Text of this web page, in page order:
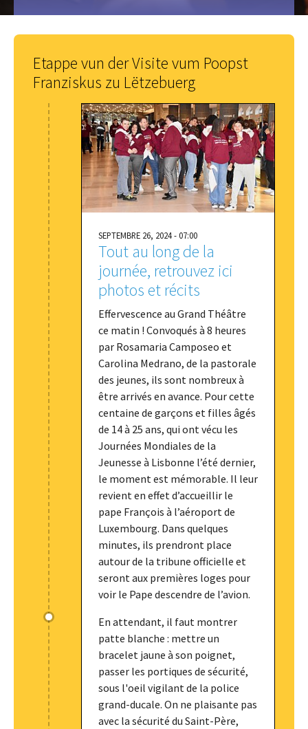
Etappe vun der Visite vum Poopst
Franziskus zu Lëtzebuerg
SEPTEMBRE 26, 2024 - 07:00
Tout au long de la
journée, retrouvez ici
photos et récits
Effervescence au Grand Théâtre
ce matin ! Convoqués à 8 heures
par Rosamaria Camposeo et
Carolina Medrano, de la pastorale
des jeunes, ils sont nombreux à
être arrivés en avance. Pour cette
centaine de garçons et filles âgés
de 14 à 25 ans, qui ont vécu les
Journées Mondiales de la
Jeunesse à Lisbonne l’été dernier,
le moment est mémorable. Il leur
revient en effet d’accueillir le
pape François à l’aéroport de
Luxembourg. Dans quelques
minutes, ils prendront place
autour de la tribune officielle et
seront aux premières loges pour
voir le Pape descendre de l’avion.
En attendant, il faut montrer
patte blanche : mettre un
bracelet jaune à son poignet,
passer les portiques de sécurité,
sous l'oeil vigilant de la police
grand-ducale. On ne plaisante pas
avec la sécurité du Saint-Père,